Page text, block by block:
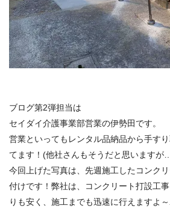
ブログ第2弾担当は
セイダイ介護事業部営業の伊勢田です。
営業といってもレンタル品納品から手す
て ます！(他社さんもそうだと思いますが
今回上げた写真は、 先週施工したコンク
付けです！弊社は、
コンクリート打設工
りも安く、 施工までも迅速に行えますよ